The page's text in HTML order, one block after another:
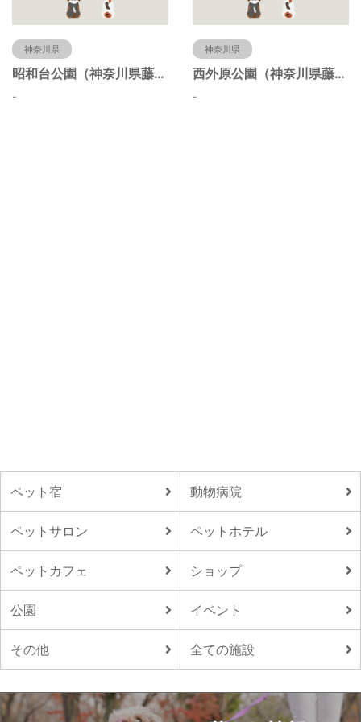
神奈川県
昭和台公園（神奈川県藤沢市）
-
神奈川県
西外原公園（神奈川県藤沢市）
-
ペット宿 動物病院
ペットサロン ペットホテル
ペットカフェ ショップ
公園 イベント
その他 全ての施設